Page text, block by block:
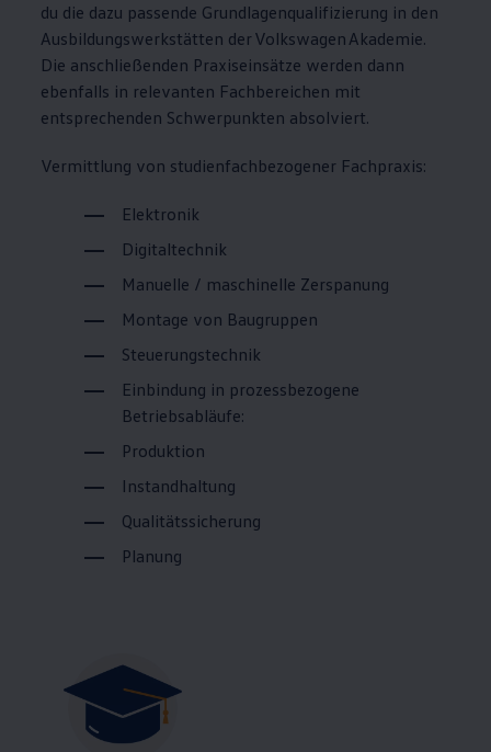
du die dazu passende Grundlagenqualifizierung in den
Ausbildungswerkstätten derVolkswagenAkademie.
Die anschließenden Praxiseinsätze werden dann
ebenfalls in relevanten Fachbereichen mit
entsprechenden Schwerpunkten absolviert.
Vermittlung von studienfachbezogener Fachpraxis:
Elektronik
Digitaltechnik
Manuelle / maschinelle Zerspanung
Montage von Baugruppen
Steuerungstechnik
Einbindung in prozessbezogene
Betriebsabläufe:
Produktion
Instandhaltung
Qualitätssicherung
Planung